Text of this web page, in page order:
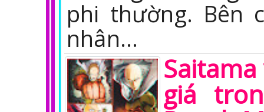
phi thường. Bên
nhân…
giá